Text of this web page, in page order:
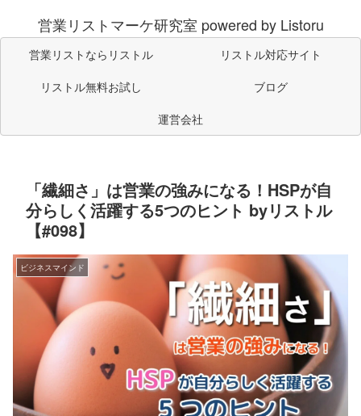
営業リストマーケ研究室 powered by Listoru
営業リストならリストル
リストル対応サイト
リストル無料お試し
ブログ
運営会社
「繊細さ」は営業の強みになる！HSPが自
分らしく活躍する5つのヒント byリストル
【#098】
ビジネスマインド